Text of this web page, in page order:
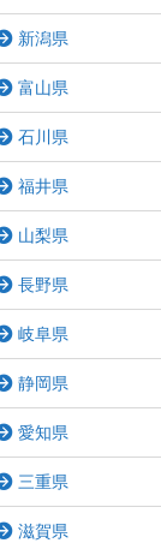
新潟県
富山県
石川県
福井県
山梨県
長野県
岐阜県
静岡県
愛知県
三重県
滋賀県